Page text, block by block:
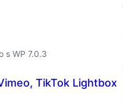
s WP 7.0.3
TikTok Lightbox